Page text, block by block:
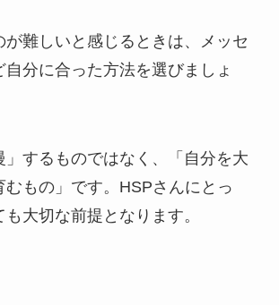
が難しいと感じるときは、メッセ
分に合った方法を選びましょ
」するものではなく、「自分を大
むもの」です。HSPさんにとっ
大切な前提となります。